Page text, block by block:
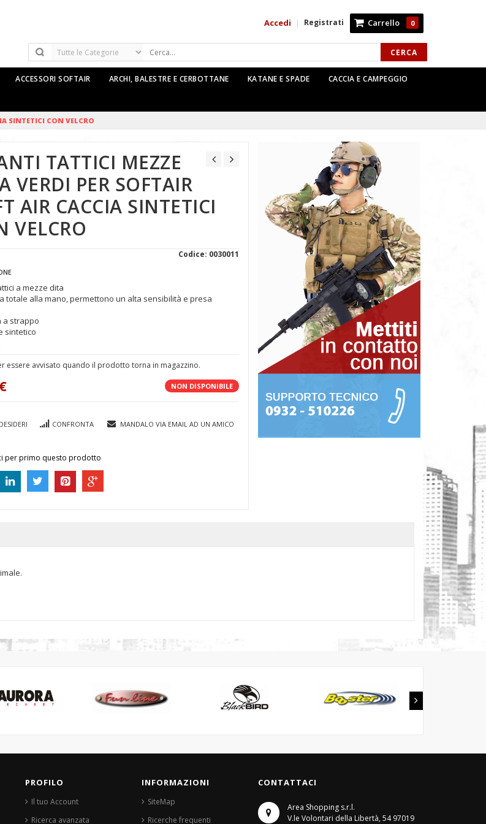
CERCA
Carrello 0
Registrati
|
Accedi
ACCESSORI SOFTAIR ARCHI, BALESTRE E CERBOTTANE KATANE E SPADE CACCIA E CAMPEGGIO
SINTETICI CON VELCRO
TATTICI MEZZE
VERDI PER SOFTAIR
AIR CACCIA SINTETICI
VELCRO
Codice: 0030011
a mezze dita
totale alla mano, permettono un alta sensibilità e presa
a strappo
sintetico
essere avvisato quando il prodotto torna in magazzino.
NON DISPONIBILE
CONFRONTA MANDALO VIA EMAIL AD UN AMICO
per primo questo prodotto
PROFILO
Il tuo Account
Ricerca avanzata
INFORMAZIONI
SiteMap
Ricerche frequenti
CONTATTACI
Area Shopping s.r.l.
V.le Volontari della Libertà, 5497019